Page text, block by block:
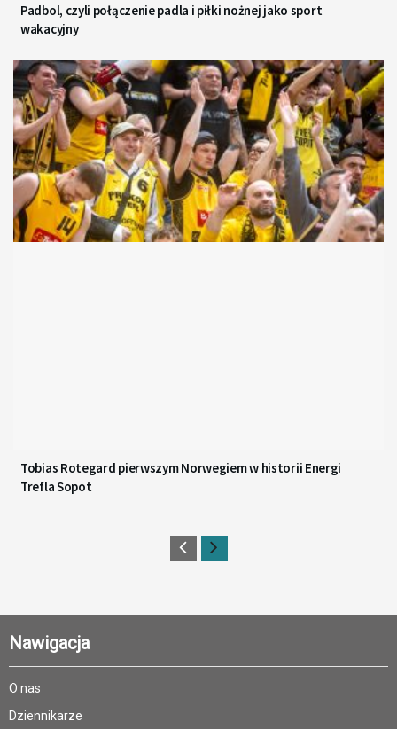
Padbol, czyli połączenie padla i piłki nożnej jako sport
wakacyjny
Tobias Rotegard pierwszym Norwegiem w historii Energi
Trefla Sopot
Nawigacja
O nas
Dziennikarze